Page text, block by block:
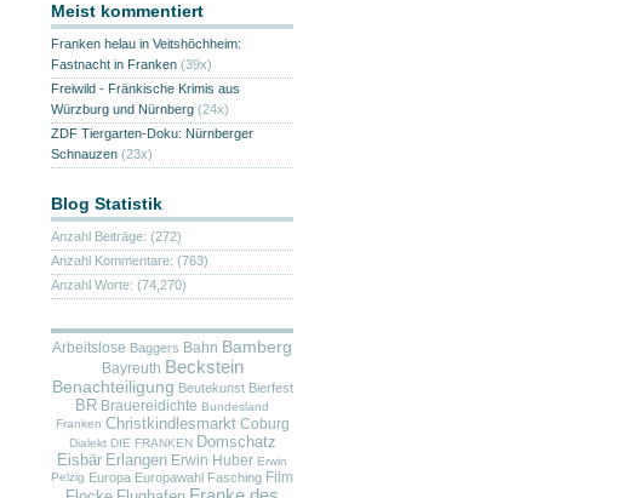
Meist kommentiert
Franken helau in Veitshöchheim:
Fastnacht in Franken (39x)
Freiwild - Fränkische Krimis aus
Würzburg und Nürnberg (24x)
ZDF Tiergarten-Doku: Nürnberger
Schnauzen (23x)
Blog Statistik
Anzahl Beiträge: (272)
Anzahl Kommentare: (763)
Anzahl Worte: (74,270)
Arbeitslose Baggers Bahn Bamberg
Bayreuth Beckstein
Benachteiligung Beutekunst Bierfest
BR Brauereidichte Bundesland
Franken Christkindlesmarkt Coburg
Dialekt DIE FRANKEN Domschatz
Eisbär Erlangen Erwin Huber Erwin
Pelzig Europa Europawahl Fasching Film